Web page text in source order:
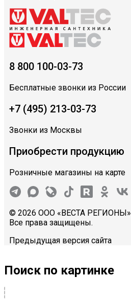
8 800 100-03-73
Бесплатные звонки из России
+7 (495) 213-03-73
Звонки из Москвы
Приобрести продукцию
Розничные магазины на карте
© 2026 ООО «ВЕСТА РЕГИОНЫ»
Все права защищены.
Предыдущая версия сайта
Поиск по картинке